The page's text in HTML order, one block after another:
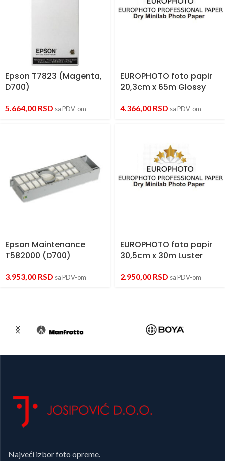
Epson T7823 (Magenta,
D700)
5.664,00 RSD sa PDV-om
EUROPHOTO foto papir
20,3cm x 65m Glossy
4.366,00 RSD sa PDV-om
Epson Maintenance
T582000 (D700)
3.953,00 RSD sa PDV-om
EUROPHOTO foto papir
30,5cm x 30m Luster
2.950,00 RSD sa PDV-om
Najveći izbor foto opreme.